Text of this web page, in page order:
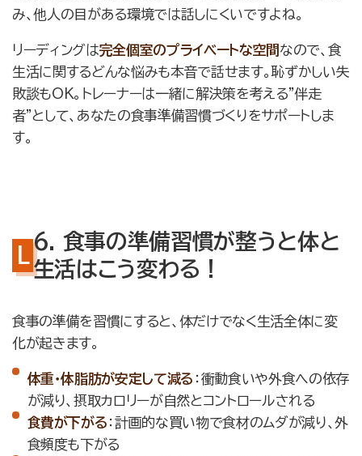
み、他人の目がある環境では話しにくいですよね。
リーディングは完全個室のプライベートな空間 なので、食
生活に関するどんな悩みも本音で話せます。恥ずかしい失
敗談もOK。トレーナーは一緒に解決策を考える”伴走
者”として、あなたの食事準備習慣づくりをサポートしま
す。
6. 食事の準備習慣が整うと体と
生活はこう変わる！
食事の準備を習慣にすると、体だけでなく生活全体に変
化が起きます。
体重・体脂肪が安定して減る ：衝動食いや外食への依存
が減り、摂取カロリーが自然とコントロールされる
食費が下がる ：計画的な買い物で食材のムダが減り、外
食頻度も下がる